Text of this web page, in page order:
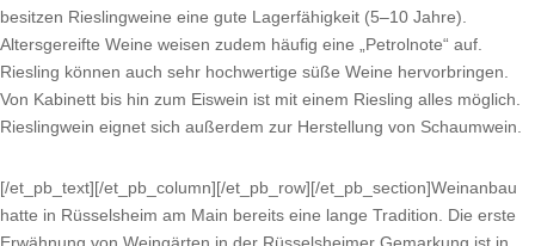
besitzen Rieslingweine eine gute Lagerfähigkeit (5–10 Jahre).
Altersgereifte Weine weisen zudem häufig eine „Petrolnote“ auf.
Riesling können auch sehr hochwertige süße Weine hervorbringen.
Von Kabinett bis hin zum Eiswein ist mit einem Riesling alles möglich.
Rieslingwein eignet sich außerdem zur Herstellung von Schaumwein.
[/et_pb_text][/et_pb_column][/et_pb_row][/et_pb_section]Weinanbau
hatte in Rüsselsheim am Main bereits eine lange Tradition. Die erste
Erwähnung von Weingärten in der Rüsselsheimer Gemarkung ist in